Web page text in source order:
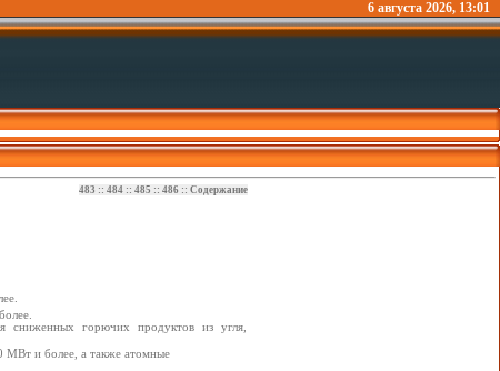
6 августа 2026, 13:01
483 :: 484:: 485 :: 486 :: Содержание
сниженных горючих продуктов из угля,
МВт и более, а также атомные